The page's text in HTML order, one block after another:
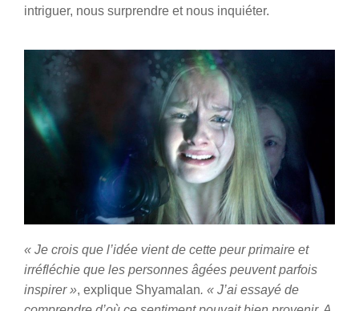
intriguer, nous surprendre et nous inquiéter.
« Je crois que l’idée vient de cette peur primaire et
irréfléchie que les personnes âgées peuvent parfois
inspirer », explique Shyamalan. « J’ai essayé de